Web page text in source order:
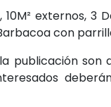
10M² externos,
con
publicación